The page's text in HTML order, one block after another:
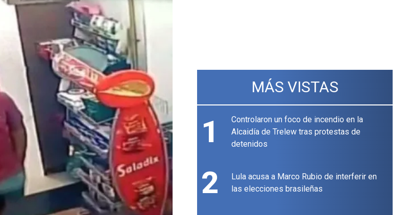
MÁS VISTAS
1
Controlaron un foco de incendio en la
Alcaidía de Trelew tras protestas de
detenidos
2
Lula acusa a Marco Rubio de interferir en
las elecciones brasileñas